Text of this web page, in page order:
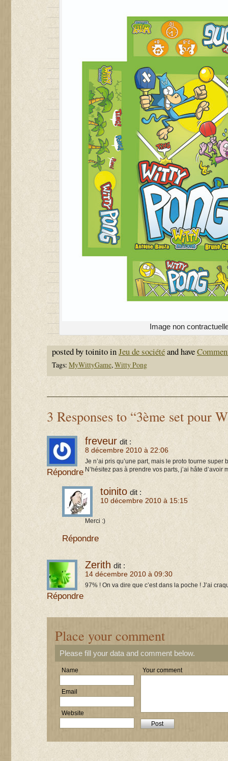
Image non
posted by toinito inJeu de sociétéand have
Tags: MyWittyGame,Witty Pong
3 Responses to “3ème set pour
freveur dit :
8 décembre 2010 à 22:06
Je n’ai pris qu’une part, mais le proto tourne super
N’hésitez pas à prendre vos parts, j’ai hâte
Répondre
toinito dit :
10 décembre 2010 à 15:15
Merci :)
Répondre
Zerith dit :
14 décembre 2010 à 09:30
97% ! On va dire que c’est dans la poche ! J’ai
Répondre
Place your comment
Please fill your data and comment below.
Name
Email
Website
Your comment